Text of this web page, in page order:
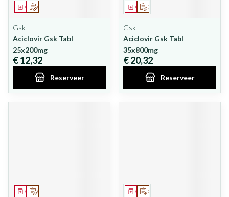
Op voorschrift
Geneesmiddel
Gsk
Aciclovir Gsk Tabl
25x200mg
€ 12,32
Reserveer
Op voorschrift
Geneesmiddel
Gsk
Aciclovir Gsk Tabl
35x800mg
€ 20,32
Reserveer
Op voorschrift
Geneesmiddel Op voorschrift
Geneesmiddel